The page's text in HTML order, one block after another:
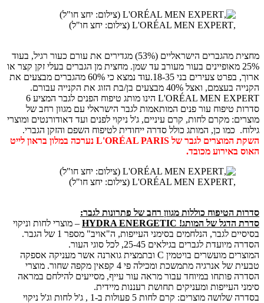
מחצית מהגברים הישראליים (53%) מגדירים את עורם כעור רגיל, בעוד
מאופיינים בעור מעורב עד שמן. מחצית מן הגברים בעלי זקן קצר או
ארוך, בפרט צעירים בני 18-35.עוד נמצא כי 60% מהגברים מבצעים את
40% מבצעים בן/בת הזוג את הקנייה עבורם.
L'ORÉAL MEN EXPERT הינו מותג טיפוח הפנים לגבר המציע 6
טיפוח עור פנים המותאמות לגבר הישראלי עם מגוון רחב של
מקרם לחות, קרם עיניים, ג'ל ניקוי לפנים ועד דאודורנטים ומוצרי
כמו כן, המותג כולל סדרה ייחודית לטיפוח השפם והזקן הגברי.
השקת המוצרים לגבר של L'ORÉAL PARIS נערכה במלון בראון לייט
מכובד.
הטיפוח כוללות מגוון רחב של פתרונות לגבר:
של המותג!HYDRA ENERGETIC– מוצרי לחות וניקוי
בסיסיים לגבר, הנלחמים בסימני העייפות, ה"אויב" מספר 1 של הגבר.
לגברים בגילאים 25-45, לכל סוגי העור.
המוצרים מועשרים בויטמין C ובתמצית גוארנה אשר מעניקה אספקה
טבעית של אנרגיה מתמשכת ומכילה פי 4 קפאין מקפה שחור. מוצרי
פותחו במיוחד עבור מראה עור עייף, מסייעים להילחם במראה
ומעניקים תחושת רעננות מיידית.
בסדרה שלושה מוצרים: קרם לחות 5 פעולות ב-1 , ג'ל לחות וג'ל ניקוי